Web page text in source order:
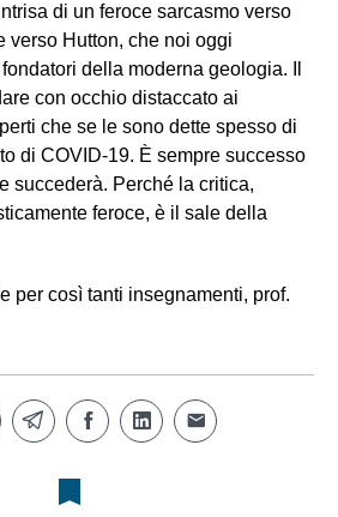
di un feroce sarcasmo verso
verso Hutton, che noi oggi
della moderna geologia. Il
con occhio distaccato ai
che se le sono dette spesso di
di COVID-19. È sempre successo
succederà. Perché la critica,
feroce, è il sale della
per così tanti insegnamenti, prof.